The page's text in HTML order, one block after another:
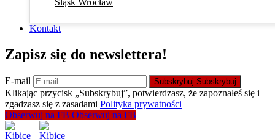
Kontakt
Zapisz się do newslettera!
E-mail Subskrybuj Subskrybuj
Klikając przycisk „Subskrybuj”, potwierdzasz, że zapoznałeś się i
zgadzasz się z zasadami Polityka prywatności
Obserwuj na FB Obserwuj na FB